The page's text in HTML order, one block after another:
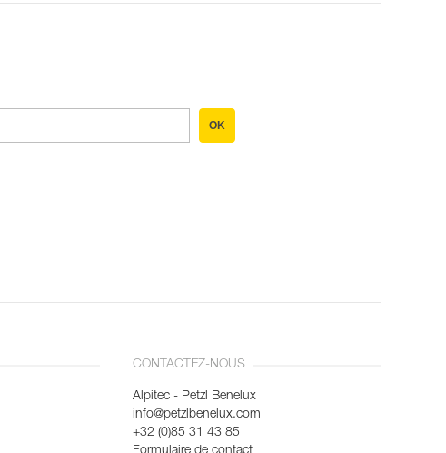
OK
CONTACTEZ-NOUS
Alpitec - Petzl Benelux
info@petzlbenelux.com
+32 (0)85 31 43 85